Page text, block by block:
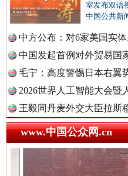
中国
中国
中国
红船起航处 潮起
室发布双语
中国公共新
中方公布：对6家美国实
中国发起首例对外贸易国
毛宁：高度警惕日本右翼
2026世界人工智能大会暨
王毅同丹麦外交大臣拉斯
www.中国公众网.cn